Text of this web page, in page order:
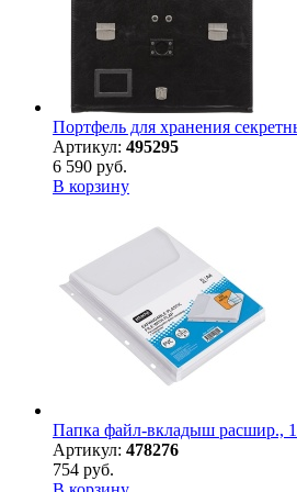
Портфель для хранения
Артикул: 495295
6 590 руб.
В корзину
Папка файл-вкладыш расшир.,
Артикул: 478276
754 руб.